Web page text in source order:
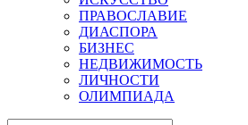
ПРАВОСЛАВИЕ
ДИАСПОРА
БИЗНЕС
НЕДВИЖИМОСТЬ
ЛИЧНОСТИ
ОЛИМПИАДА